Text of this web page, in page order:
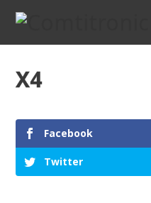
X4
Facebook
Twitter